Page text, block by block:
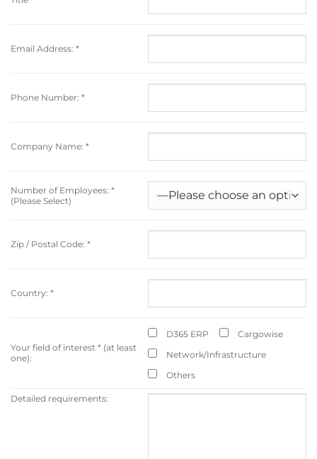
Email Address: *
Phone Number: *
Company Name: *
Number of Employees: *
(Please Select)
Zip / Postal Code: *
Country: *
Your field of interest * (at least
one):
D365 ERP
Cargowise
Network/Infrastructure
Others
Detailed requirements: